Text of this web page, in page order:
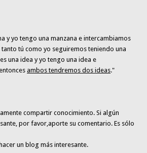
y yo tengo una manzana e intercambiamos
tanto tú como yo seguiremos teniendo una
una idea y yo tengo una idea e
ambos tendremos dos ideas."
compartir conocimiento. Si algún
por favor,aporte su comentario. Es sólo
un blog más interesante.